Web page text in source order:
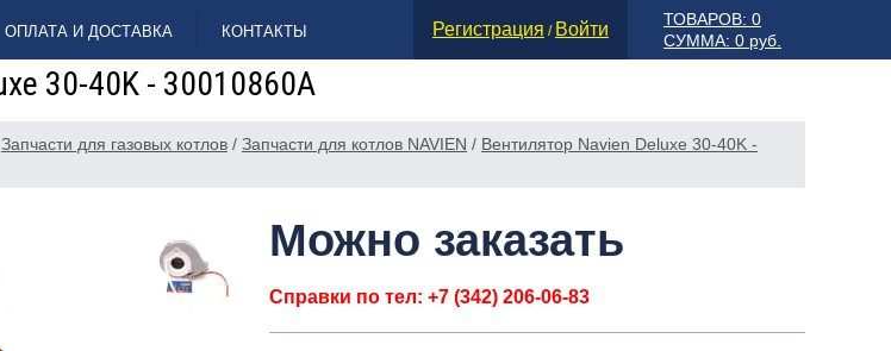
ОПЛАТА И ДОСТАВКА КОНТАКТЫ
ТОВАРОВ: 0
СУММА: 0 руб.
Регистрация / Войти
30-40K - 30010860A
Запчасти для газовых котлов / Запчасти для котлов NAVIEN / Вентилятор Navien Deluxe 30-40K -
Можно заказать
Справки по тел: +7 (342) 206-06-83